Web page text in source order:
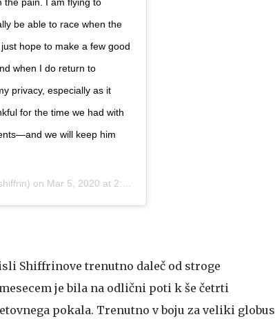
be able to race when the
hope to make a few good
when I do return to
privacy, especially as it
for the time we had with
we will keep him
on Mar 5, 2020 at 2:06am PST
Shiffrinove trenutno daleč od stroge
je bila na odlični poti k še četrti
pokala. Trenutno v boju za veliki globus